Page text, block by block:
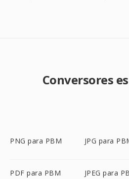
Conversores
PNG para PBM JPG para
PDF para PBM JPEG para